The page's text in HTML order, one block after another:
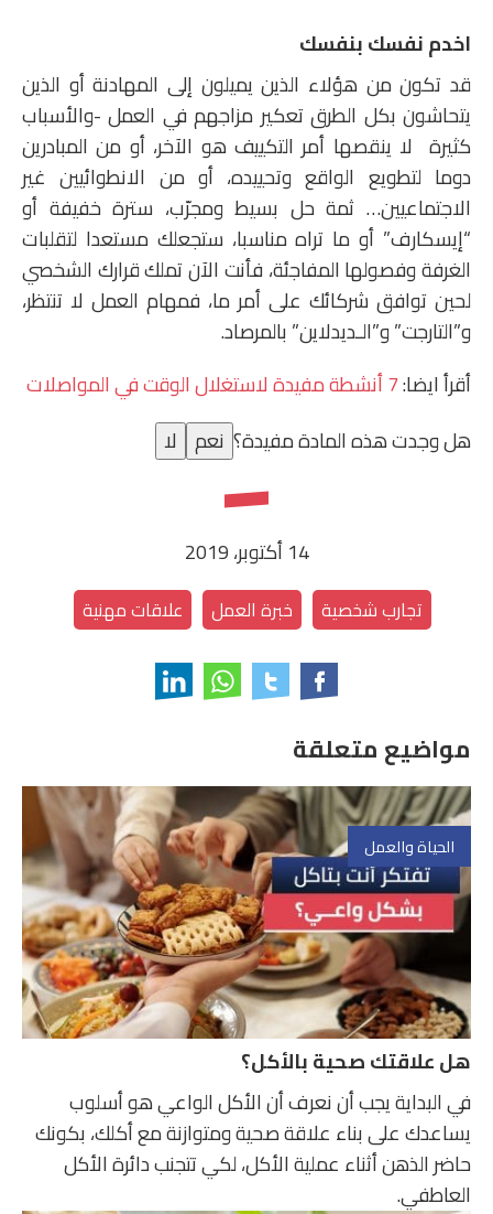
اخدم نفسك بنفسك
قد تكون من هؤلاء الذين يميلون إلى المهادنة أو الذين
يتحاشون بكل الطرق تعكير مزاجهم في العمل -والأسباب
كثيرة لا ينقصها أمر التكييف هو الآخر، أو من المبادرين
دوما لتطويع الواقع وتحييده، أو من الانطوائيين غير
الاجتماعيين… ثمة حل بسيط ومجرّب، سترة خفيفة أو
“إيسكارف” أو ما تراه مناسبا، ستجعلك مستعدا لتقلبات
الغرفة وفصولها المفاجئة، فأنت الآن تملك قرارك الشخصي
لحين توافق شركائك على أمر ما، فمهام العمل لا تنتظر،
و”التارجت” و”الـديدلاين” بالمرصاد.
أقرأ ايضا:
هل وجدت هذه المادة مفيدة؟ نعم لا
14 أكتوبر، 2019
تجارب شخصية خبرة العمل علاقات مهنية
مواضيع متعلقة
الحياة والعمل
هل علاقتك صحية بالأكل؟
في البداية يجب أن نعرف أن الأكل الواعي هو أسلوب
يساعدك على بناء علاقة صحية ومتوازنة مع أكلك، بكونك
حاضر الذهن أثناء عملية الأكل، لكي تتجنب دائرة الأكل
العاطفي.